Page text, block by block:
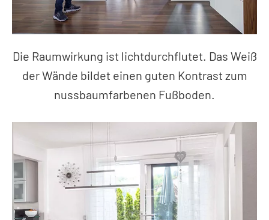
Die Raumwirkung ist lichtdurchflutet. Das Weiß
der Wände bildet einen guten Kontrast zum
nussbaumfarbenen Fußboden.